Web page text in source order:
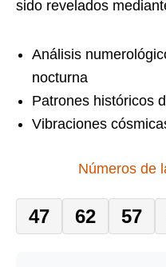
sido revelados
Análisis
nocturna
Patrones históricos
Vibraciones
Números de
47 62 57